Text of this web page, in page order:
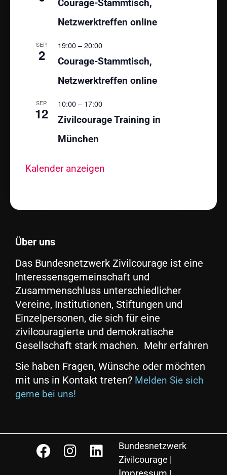
Courage-Stammtisch,
Netzwerktreffen online
SEP.
2
19:00–20:00
Courage-Stammtisch,
Netzwerktreffen online
SEP.
12
10:00– 17:00
Zivilcourage Training in
München
Kalender anzeigen
Über uns
Das Bundesnetzwerk Zivilcourage ist eine
Interessensgemeinschaft und
Zusammenschluss unterschiedlicher
Vereine, Institutionen, Stiftungen und
Einzelpersonen, die sich für eine
zivilcouragierte und demokratische
Gesellschaft stark machen. Mehr erfahren
Sie haben Fragen, Wünsche oder möchten
mit uns in Kontakt treten? Melden Sie sich
gerne bei uns!
Bundesnetzwerk
Zivilcourage |